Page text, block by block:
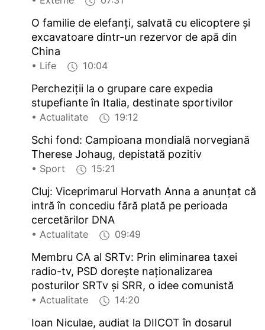
O familie de elefanți, salvată cu elicoptere și
excavatoare dintr-un rezervor de apă din
China
• Life 10:04
Percheziții la o grupare care expedia
stupefiante în Italia, destinate sportivilor
• Actualitate 19:12
Schi fond: Campioana mondială norvegiană
Therese Johaug, depistată pozitiv
• Sport 15:21
Cluj: Viceprimarul Horvath Anna a anunțat că
intră în concediu fără plată pe perioada
cercetărilor DNA
• Actualitate 09:49
Membru CA al SRTv: Prin eliminarea taxei
radio-tv, PSD doreşte naţionalizarea
posturilor SRTv şi SRR, o idee comunistă
• Actualitate 14:20
Ioan Niculae, audiat la DIICOT în dosarul